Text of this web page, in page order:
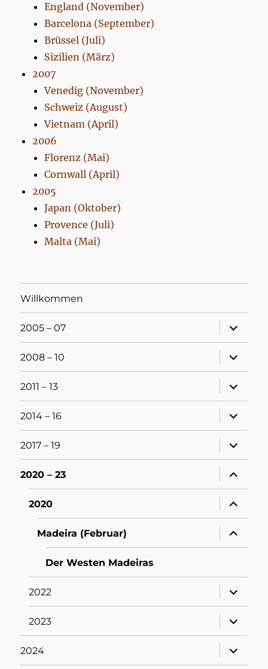
England (November)
Barcelona (September)
Brüssel (Juli)
Sizilien (März)
2007
Venedig (November)
Schweiz (August)
Vietnam (April)
2006
Florenz (Mai)
Cornwall (April)
2005
Japan (Oktober)
Provence (Juli)
Malta (Mai)
Willkommen
2005 – 07
öffnen
2008 – 10
öffnen
2011 – 13
öffnen
2014 – 16
öffnen
2017 – 19
öffnen
2020 – 23
öffnen
2020
öffnen
Madeira (Februar)
öffnen
Der Westen Madeiras
2022
öffnen
2023
öffnen
2024
öffnen